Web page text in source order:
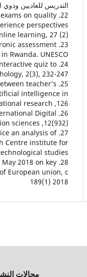
التدريس للعاديين وذوي
exams on quality
perspectives
learning, 27 (2).
assessment
Rwanda. UNESCO.
quiz to
2(3), 232-247.
teacher’s
intelligence in
research ,126.
Digital
sciences ,12(932).
an analysis of
Centre institute for
studies.
May 2018 on key
European union, c
189(1) 2018
مجالات